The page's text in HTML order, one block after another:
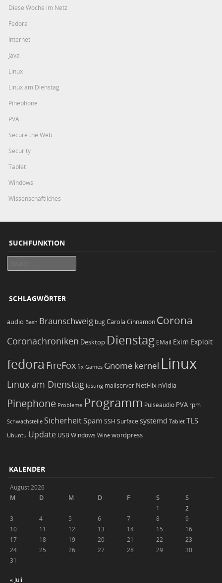
Diese Woche im Netz
Fedora
Internet
Java
Linux
Linux am Dienstag
Pinephone
PVA
Secure the Web
Security
Tablet
Windows
Wissenschaftliches
SUCHFUNKTION
SCHLAGWÖRTER
audio Bash Braunschweig bugCarola Cinnamon Corona
Coronachroniken Desktop Dienstag EMail Exim Exploit
fedora FireFox fix Games Gnome kernel Linux
Linux am Dienstag lösung mailserver NetFlix nVidia
Pinephone Probleme Programm Pulseaudio PVA rpm
Schwachstelle Sicherheit Spam SSH Surface systemd Tablet TLS
Ubuntu Update USB Windows Wine wordpress
KALENDER
August 2026
M
D M D F S
S
1
2
3
4 5 6 7 8
9
10
11 12 13 14 15
16
17
18 19 20 21 22
23
24
25 26 27 28 29
30
31
« Juli